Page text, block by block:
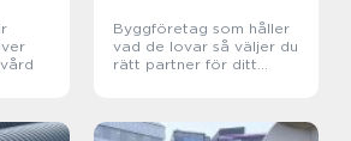
Byggföretag som håller
vad de lovar så väljer du
rätt partner för ditt